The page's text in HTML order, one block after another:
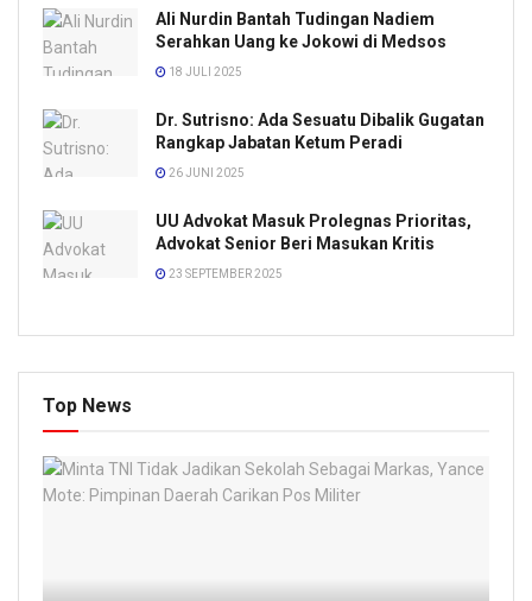
Ali Nurdin Bantah Tudingan Nadiem
Serahkan Uang ke Jokowi di Medsos
18 JULI 2025
Dr. Sutrisno: Ada Sesuatu Dibalik Gugatan
Rangkap Jabatan Ketum Peradi
26 JUNI 2025
UU Advokat Masuk Prolegnas Prioritas,
Advokat Senior Beri Masukan Kritis
23 SEPTEMBER 2025
Top News